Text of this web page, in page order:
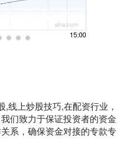
线上炒股技巧,在配资行业，
们致力于保证投资者的资金
系，确保资金对接的专款专